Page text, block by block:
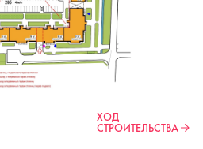
ХОД
СТРОИТЕЛЬСТВА